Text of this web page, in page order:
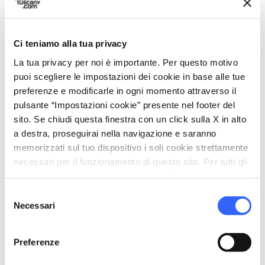
Ci teniamo alla tua privacy
La tua privacy per noi è importante. Per questo motivo
puoi scegliere le impostazioni dei cookie in base alle tue
preferenze e modificarle in ogni momento attraverso il
pulsante “Impostazioni cookie” presente nel footer del
sito. Se chiudi questa finestra con un click sulla X in alto
a destra, proseguirai nella navigazione e saranno
memorizzati sul tuo dispositivo i soli cookie strettamente
necessari per il funzionamento di questo sito. Per tutti gli
delNecessari
Preferenze
local_parking Parcheggio
pets Animali ammessi (Pet friendly)